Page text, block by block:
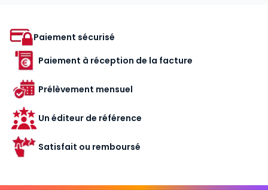
Paiement sécurisé
Paiement à réception de la facture
Prélèvement mensuel
Un éditeur de référence
Satisfait ou remboursé